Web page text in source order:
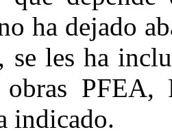
ha dejado
se les ha
obras
indicado.